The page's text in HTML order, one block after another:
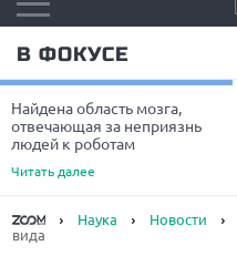
В ФОКУСЕ
Найдена область мозга,
отвечающая за неприязнь
людей к роботам
Читать далее
Наука Новости
вида